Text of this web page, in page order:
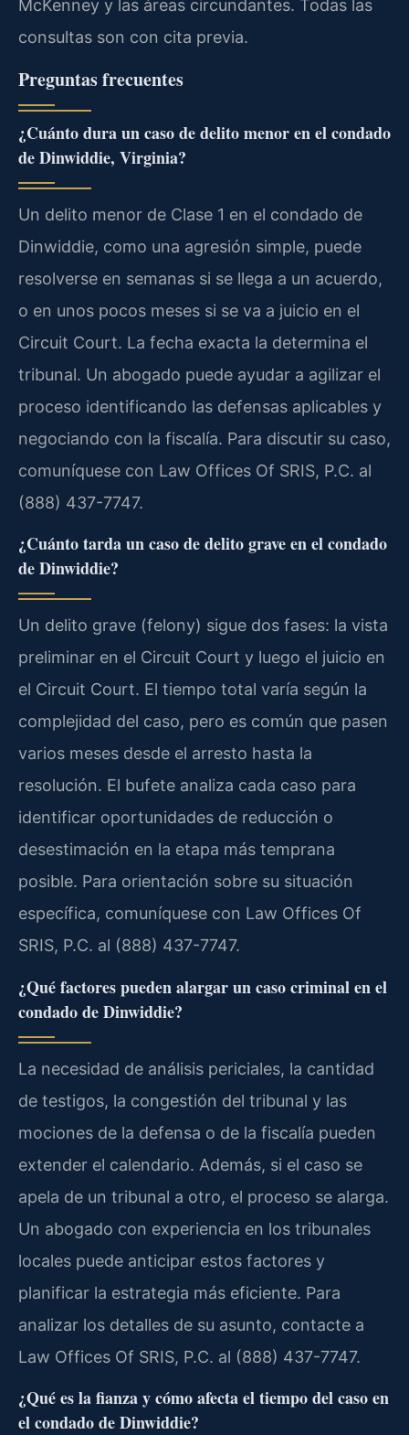
McKenney y las áreas circundantes. Todas las
consultas son con cita previa.
Preguntas frecuentes
¿Cuánto dura un caso de delito menor en el condado
de Dinwiddie, Virginia?
Un delito menor de Clase 1 en el condado de
Dinwiddie, como una agresión simple, puede
resolverse en semanas si se llega a un acuerdo,
o en unos pocos meses si se va a juicio en el
Circuit Court. La fecha exacta la determina el
tribunal. Un abogado puede ayudar a agilizar el
proceso identificando las defensas aplicables y
negociando con la fiscalía. Para discutir su caso,
comuníquese con Law Offices Of SRIS, P.C. al
(888) 437-7747.
¿Cuánto tarda un caso de delito grave en el condado
de Dinwiddie?
Un delito grave (felony) sigue dos fases: la vista
preliminar en el Circuit Court y luego el juicio en
el Circuit Court. El tiempo total varía según la
complejidad del caso, pero es común que pasen
varios meses desde el arresto hasta la
resolución. El bufete analiza cada caso para
identificar oportunidades de reducción o
desestimación en la etapa más temprana
posible. Para orientación sobre su situación
específica, comuníquese con Law Offices Of
SRIS, P.C. al (888) 437-7747.
¿Qué factores pueden alargar un caso criminal en el
condado de Dinwiddie?
La necesidad de análisis periciales, la cantidad
de testigos, la congestión del tribunal y las
mociones de la defensa o de la fiscalía pueden
extender el calendario. Además, si el caso se
apela de un tribunal a otro, el proceso se alarga.
Un abogado con experiencia en los tribunales
locales puede anticipar estos factores y
planificar la estrategia más eficiente. Para
analizar los detalles de su asunto, contacte a
Law Offices Of SRIS, P.C. al (888) 437-7747.
¿Qué es la fianza y cómo afecta el tiempo del caso en
el condado de Dinwiddie?